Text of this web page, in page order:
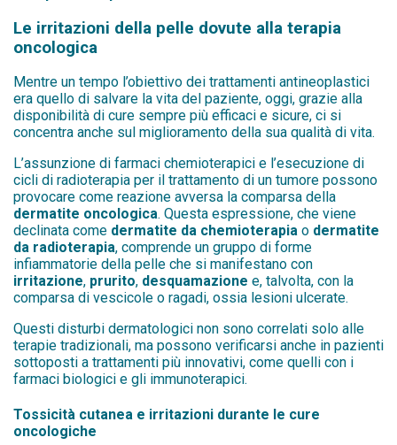
Le irritazioni della pelle dovute alla terapia
oncologica
Mentre un tempo l’obiettivo dei trattamenti antineoplastici
era quello di salvare la vita del paziente, oggi, grazie alla
disponibilità di cure sempre più efficaci e sicure, ci si
concentra anche sul miglioramento della sua qualità di vita.
L’assunzione di farmaci chemioterapici e l’esecuzione di
cicli di radioterapia per il trattamento di un tumore possono
provocare come reazione avversa la comparsa della
dermatite oncologica. Questa espressione, che viene
declinata come dermatite da chemioterapia o dermatite
da radioterapia, comprende un gruppo di forme
infiammatorie della pelle che si manifestano con
irritazione, prurito, desquamazione e, talvolta, con la
comparsa di vescicole o ragadi, ossia lesioni ulcerate.
Questi disturbi dermatologici non sono correlati solo alle
terapie tradizionali, ma possono verificarsi anche in pazienti
sottoposti a trattamenti più innovativi, come quelli con i
farmaci biologici e gli immunoterapici.
Tossicità cutanea e irritazioni durante le cure
oncologiche